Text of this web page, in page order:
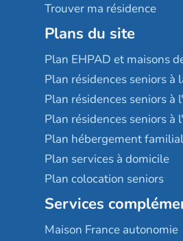
Trouver ma résidence
Plans du site
Plan EHPAD et maisons
Plan résidences seniors à
Plan résidences seniors à
Plan résidences seniors à
Plan hébergement familial
Plan services à domicile
Plan colocation seniors
Services
Maison France autonomie